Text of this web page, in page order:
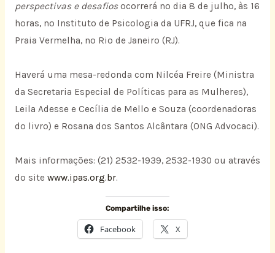
perspectivas e desafiosocorrerá no dia 8 de julho, às 16
horas, no Instituto de Psicologia da UFRJ, que fica na
Praia Vermelha, no Rio de Janeiro (RJ).
Haverá uma mesa-redonda com Nilcéa Freire (Ministra
da Secretaria Especial de Políticas para as Mulheres),
Leila Adesse e Cecília de Mello e Souza (coordenadoras
do livro) e Rosana dos Santos Alcântara (ONG Advocaci).
Mais informações: (21) 2532-1939, 2532-1930 ou através
do site www.ipas.org.br.
Compartilhe isso:
Facebook X